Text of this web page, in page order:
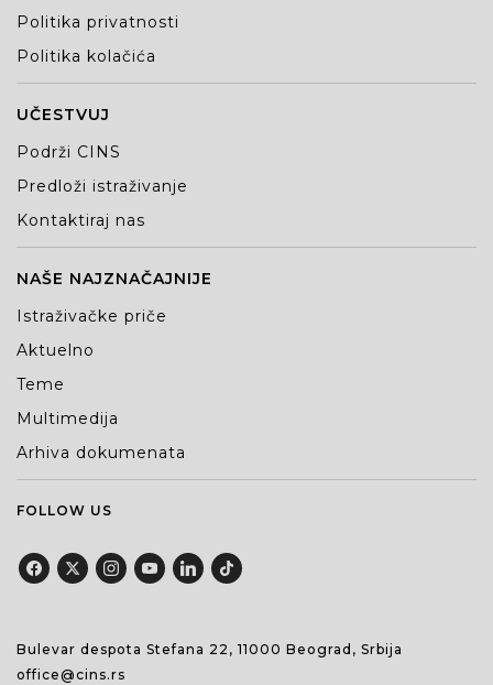
Politika privatnosti
Politika kolačića
UČESTVUJ
Podrži CINS
Predloži istraživanje
Kontaktiraj nas
NAŠE NAJZNAČAJNIJE
Istraživačke priče
Aktuelno
Teme
Multimedija
Arhiva dokumenata
FOLLOW US
Bulevar despota Stefana 22, 11000 Beograd, Srbija
office@cins.rs